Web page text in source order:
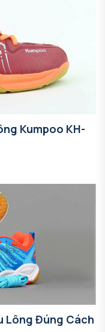
Kumpoo KH-
Lông Đúng Cách